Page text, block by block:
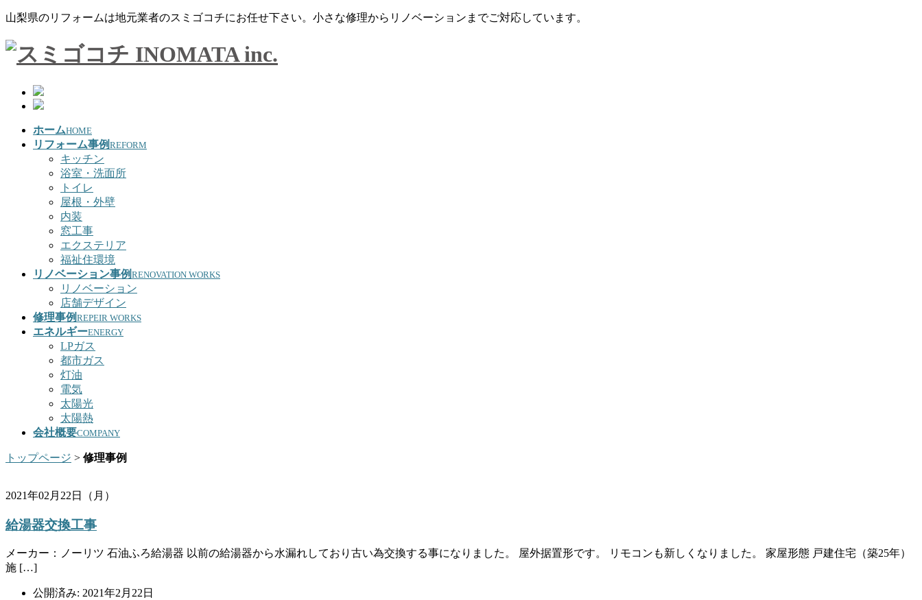
山梨県のリフォームは地元業者のスミゴコチにお任せ下さい。小さな修理からリノベーションまでご対応しています。
ホームHOME
リフォーム事例 REFORM
キッチン
浴室・洗面所
トイレ
屋根・外壁
内装
窓工事
エクステリア
福祉住環境
リノベーション事例 RENOVATION WORKS
リノベーション
店舗デザイン
修理事例 REPEIR WORKS
エネルギーENERGY
LPガス
都市ガス
灯油
電気
太陽光
太陽熱
会社概要COMPANY
トップページ > 修理事例
2021年02月22日（月）
給湯器交換工事
メーカー：ノーリツ 石油ふろ給湯器 以前の給湯器から水漏れしており古い為交換する事になりました。 屋外据置形です。 リモコンも新しくなりました。 家屋形態 戸建住宅（築25年）
施 […]
公開済み: 2021年2月22日